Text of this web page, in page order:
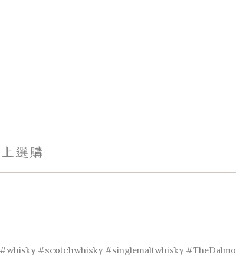
選購
#whisky #scotchwhisky #singlemaltwhisky